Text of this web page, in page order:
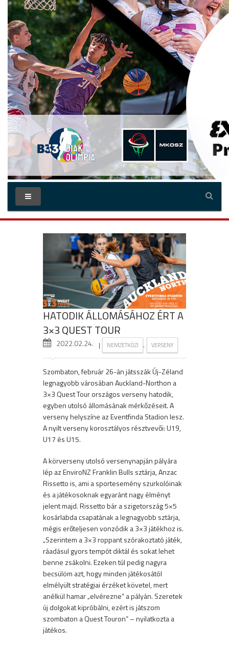
HATODIK ÁLLOMÁSÁHOZ ÉRT A
3×3 QUEST TOUR
2022.02.24. | NEMZETKÖZI , VERSENY
Szombaton, február 26-án játsszák Új-Zéland
legnagyobb városában Auckland-Northon a
3×3 Quest Tour országos verseny hatodik,
egyben utolsó állomásának mérkőzéseit. A
verseny helyszíne az Eventfinda Stadion lesz.
A nyilt verseny korosztályos résztvevői: U19,
U17 és U15.
A körverseny utolsó versenynapján pályára
lép az EnviroNZ Franklin Bulls sztárja, Anzac
Rissetto is, ami a sportesemény szurkolóinak
és a játékosoknak egyaránt nagy élményt
jelent majd. Rissetto bár a szigetország 5×5
kosárlabda csapatának a legnagyobb sztárja,
mégis erőteljesen vonzódik a 3×3 játékhoz is.
„Szerintem a 3×3 roppant szórakoztató játék,
ráadásul gyors tempót diktál és sokat lehet
benne zsákolni. Ezeken túl pedig nagyra
becsülöm azt, hogy minden játékosától
elmélyült stratégiai érzéket követel, mert
anélkül hamar „elvérezne” a pályán. Szeretek
új dolgokat kipróbálni, ezért is játszom
szombaton a Quest Touron” – nyilatkozta a
játékos.